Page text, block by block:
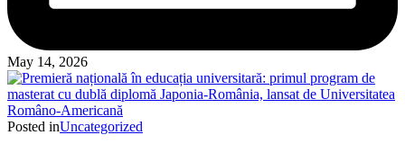
May 14, 2026
Posted inUncategorized